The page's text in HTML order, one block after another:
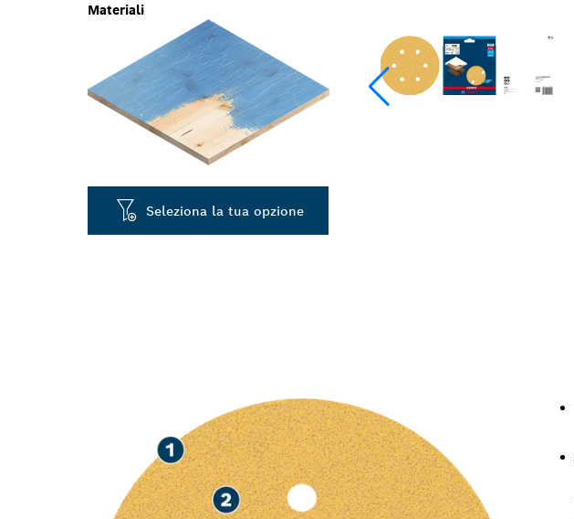
Materiali
Seleziona la tua opzione